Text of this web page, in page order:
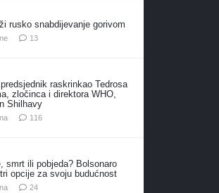
rusko snabdijevanje gorivom
13komentara
raskrinkao Tedrosa
zločinca i direktora WHO,
Shilhavy
116komentara
smrt ili pobjeda? Bolsonaro
opcije za svoju budućnost
24komentara